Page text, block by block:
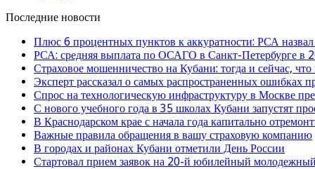
Последние новости
Плюс 6 процентных пунктов к аккуратности: РСА
РСА: средняя выплата по ОСАГО в Санкт-Петербурге в
Страховое мошенничество на Кубани: тогда и сейчас, что
Эксперт рассказал о самых распространенных ошибках
Спрос на технологическую инфраструктуру в Москве
С нового учебного года в 35 школах Кубани запустят
В Краснодарском крае с начала года капитально
Важные правила обращения в вашу страховую компанию
В городах и районах Кубани отметили День России
Стартовал прием заявок на 20-й юбилейный